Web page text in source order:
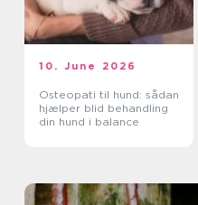
10. June 2026
Osteopati til hund: sådan
hjælper blid behandling
din hund i balance